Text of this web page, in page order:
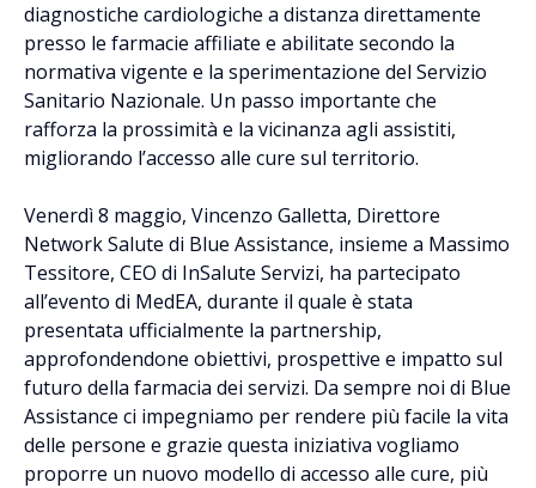
diagnostiche cardiologiche a distanza direttamente
presso le farmacie affiliate e abilitate secondo la
normativa vigente e la sperimentazione del Servizio
Sanitario Nazionale. Un passo importante che
rafforza la prossimità e la vicinanza agli assistiti,
migliorando l’accesso alle cure sul territorio.
Venerdì 8 maggio, Vincenzo Galletta, Direttore
Network Salute di Blue Assistance, insieme a Massimo
Tessitore, CEO di InSalute Servizi, ha partecipato
all’evento di MedEA, durante il quale è stata
presentata ufficialmente la partnership,
approfondendone obiettivi, prospettive e impatto sul
futuro della farmacia dei servizi. Da sempre noi di Blue
Assistance ci impegniamo per rendere più facile la vita
delle persone e grazie questa iniziativa vogliamo
proporre un nuovo modello di accesso alle cure, più